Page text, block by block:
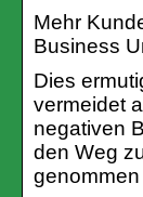
Mehr
Business
Dies
vermeidet
negativen
den Weg